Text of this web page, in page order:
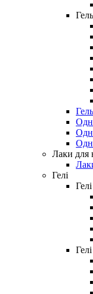
Лаки для
Гелі